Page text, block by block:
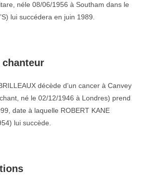
néle 08/06/1956 à Southam dans le
lui succédera en juin 1989.
décède d’un cancer à Canvey
né le 02/12/1946 à Londres) prend
date à laquelle ROBERT KANE
lui succède.